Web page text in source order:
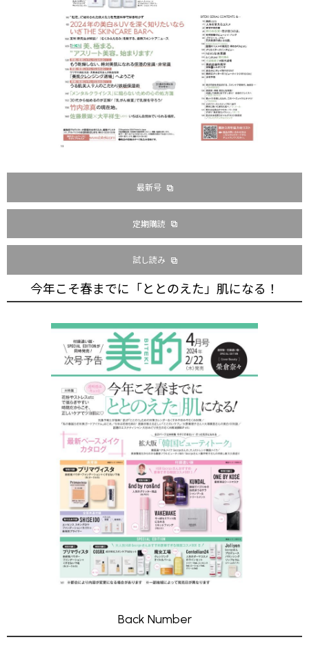
最新号
定期購読
試し読み
今年こそ春までに「ととのえた」肌になる！
Back Number